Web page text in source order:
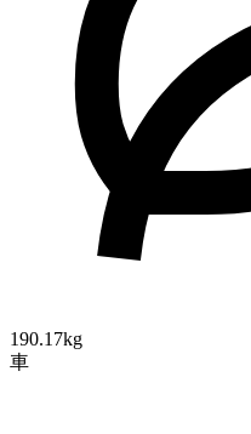
190.17kg
車